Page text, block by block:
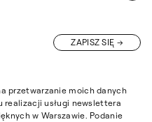
ZAPISZ SIĘ
przetwarzanie moich danych
realizacji usługi newslettera
w Warszawie. Podanie